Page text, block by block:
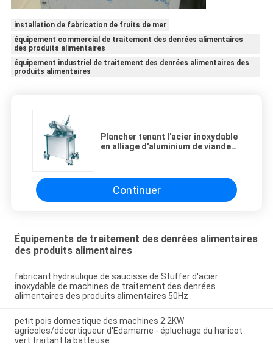
installation de fabrication de fruits de mer
équipement commercial de traitement des denrées alimentaires
des produits alimentaires
équipement industriel de traitement des denrées alimentaires des
produits alimentaires
Plancher tenant l'acier inoxydable
en alliage d'aluminium de viande
automatiques de traitement des
denrées alimentaires et de
Stanless
Continuer
Équipements de traitement des denrées alimentaires
des produits alimentaires
fabricant hydraulique de saucisse de Stuffer d'acier
inoxydable de machines de traitement des denrées
alimentaires des produits alimentaires 50Hz
petit pois domestique des machines 2.2KW
agricoles/décortiqueur d'Edamame - épluchage du haricot
vert traitant la batteuse